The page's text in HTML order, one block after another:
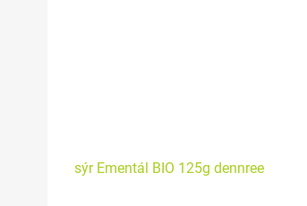
sýr Ementál BIO 125g dennree